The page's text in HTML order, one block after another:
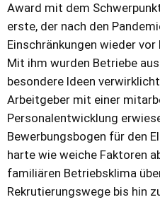
Award mit dem
erste, der nach den
Einschränkungen wieder
Mit ihm wurden Betriebe
besondere Ideen
Arbeitgeber mit einer
Personalentwicklung
Bewerbungsbogen für den
harte wie weiche Faktoren
familiären Betriebsklima
Rekrutierungswege bis hin